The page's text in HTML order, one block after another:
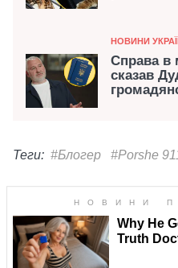
Категорія
НОВИНИ
Справа в
сказав
Теги: #Блогер #Porshe